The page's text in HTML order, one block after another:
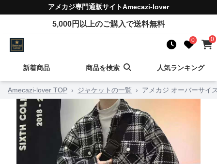
アメカジ専門通販サイトAmecazi-lover
5,000円以上のご購入で送料無料
0 0
新着商品 商品を検索 人気ランキング
Amecazi-lover TOP › ジャケットの一覧 › アメカジ オーバーサイ